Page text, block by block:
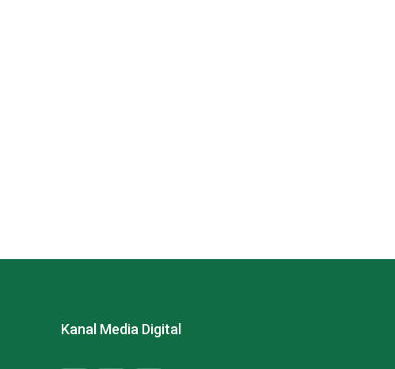
Kanal Media Digital